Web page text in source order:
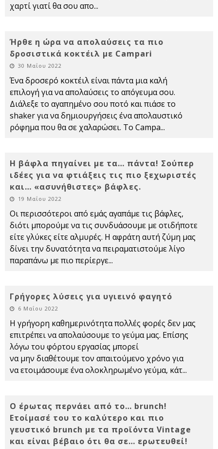
χαρτί γιατί θα σου απο...
Ήρθε η ώρα να απολαύσεις τα πιο
δροσιστικά κοκτέιλ με Campari
30 Μαΐου 2022
Ένα δροσερό κοκτέιλ είναι πάντα μια καλή
επιλογή για να απολαύσεις το απόγευμα σου.
Διάλεξε το αγαπημένο σου ποτό και πιάσε το
shaker για να δημιουργήσεις ένα απολαυστικό
ρόφημα που θα σε χαλαρώσει. Το Campa...
Η βάφλα πηγαίνει με τα… πάντα! Σούπερ
ιδέες για να φτιάξεις τις πιο ξεχωριστές
και… «ασυνήθιστες» βάφλες.
19 Μαΐου 2022
Οι περισσότεροι από εμάς αγαπάμε τις βάφλες,
διότι μπορούμε να τις συνδυάσουμε με οτιδήποτε
είτε γλύκες είτε αλμυρές. Η αφράτη αυτή ζύμη μας
δίνει την δυνατότητα να πειραματιστούμε λίγο
παραπάνω με πιο περίεργε...
Γρήγορες λύσεις για υγιεινό φαγητό
6 Μαΐου 2022
Η γρήγορη καθημερινότητα πολλές φορές δεν μας
επιτρέπει να απολαύσουμε το γεύμα μας. Επίσης
λόγω του φόρτου εργασίας μπορεί
να μην διαθέτουμε τον απαιτούμενο χρόνο για
να ετοιμάσουμε ένα ολοκληρωμένο γεύμα, κάτ...
Ο έρωτας περνάει από το… brunch!
Ετοίμασέ του το καλύτερο και πιο
γευστικό brunch με τα προϊόντα Vintage
και είναι βέβαιο ότι θα σε… ερωτευθεί!